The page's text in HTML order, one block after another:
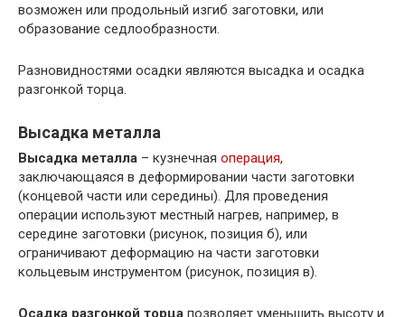
возможен или продольный изгиб заготовки, или
образование седлообразности.
Разновидностями осадки являются высадка и осадка
разгонкой торца.
Высадка металла
Высадка металла – кузнечная операция,
заключающаяся в деформировании части заготовки
(концевой части или середины). Для проведения
операции используют местный нагрев, например, в
середине заготовки (рисунок, позиция б), или
ограничивают деформацию на части заготовки
кольцевым инструментом (рисунок, позиция в).
Осадка разгонкой торца позволяет уменьшить высоту и